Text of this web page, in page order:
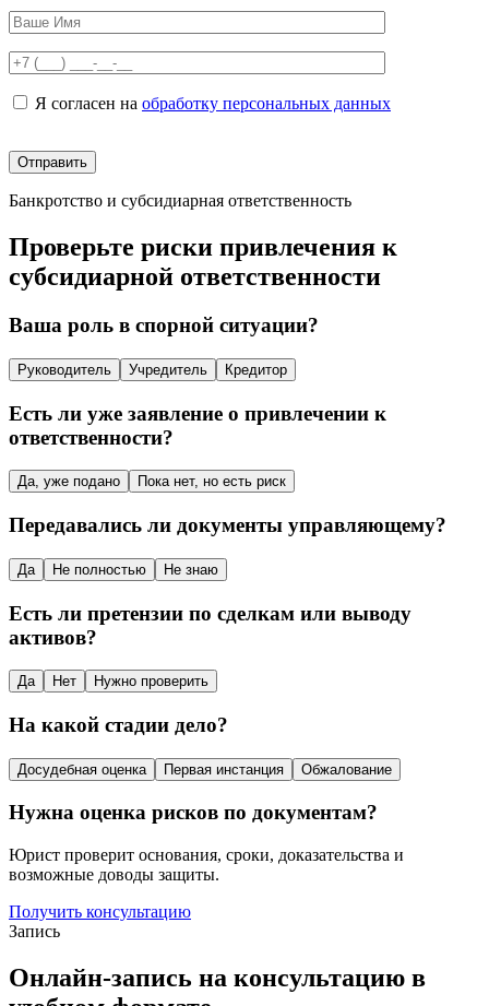
Я согласен на обработку персональных данных
Банкротство и субсидиарная ответственность
Проверьте риски привлечения к
субсидиарной ответственности
Ваша роль в спорной ситуации?
Руководитель Учредитель Кредитор
Есть ли уже заявление о привлечении к
ответственности?
Да, уже подано Пока нет, но есть риск
Передавались ли документы управляющему?
Да Не полностью Не знаю
Есть ли претензии по сделкам или выводу
активов?
Да Нет Нужно проверить
На какой стадии дело?
Досудебная оценка Первая инстанция Обжалование
Нужна оценка рисков по документам?
Юрист проверит основания, сроки, доказательства и
возможные доводы защиты.
Получить консультацию
Запись
Онлайн-запись на консультацию в